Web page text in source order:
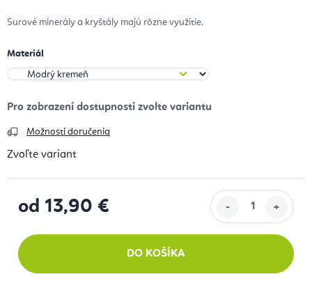
Surové minerály a kryštály majú rôzne využitie.
Materiál
Možnosti doručenia
Zvoľte variant
od 13,90 €
DO KOŠÍKA